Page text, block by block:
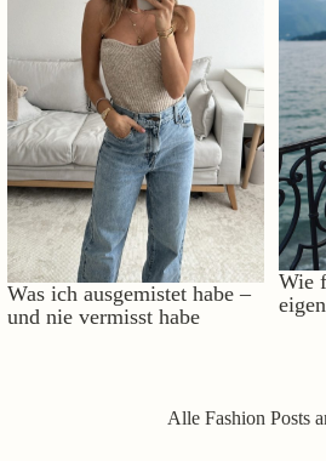
Was ich ausgemistet habe –
und nie vermisst habe
Wie
Alle Fashion Posts